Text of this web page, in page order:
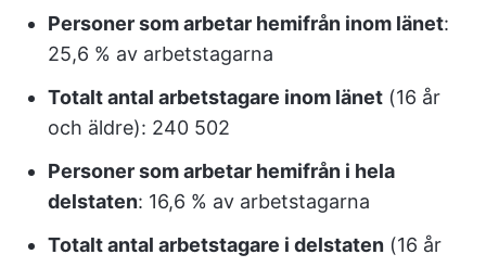
Personer som arbetar hemifrån inom länet:
25,6 % av arbetstagarna
Totalt antal arbetstagare inom länet (16 år
och äldre): 240 502
Personer som arbetar hemifrån i hela
delstaten: 16,6 % av arbetstagarna
Totalt antal arbetstagare i delstaten (16 år